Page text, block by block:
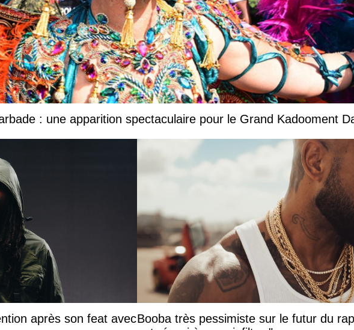
: une apparition spectaculaire pour le Grand Kadooment
après son feat avecBooba très pessimiste sur le futur du